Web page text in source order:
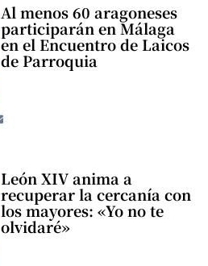
Al menos 60 aragoneses
participarán en Málaga
en el Encuentro de Laicos
de Parroquia
León XIV anima a
recuperar la cercanía con
los mayores: «Yo no te
olvidaré»